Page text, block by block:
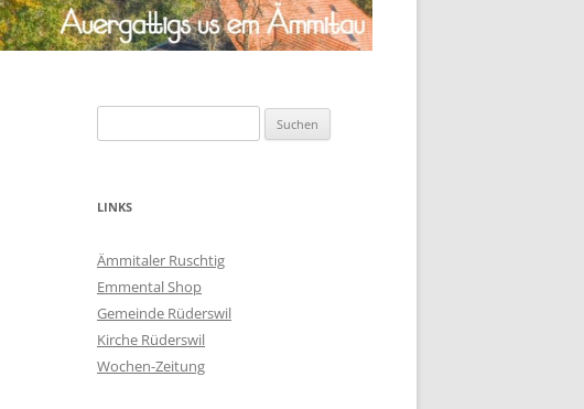
nach:
LINKS
Ämmitaler Ruschtig
Emmental Shop
Gemeinde Rüderswil
Kirche Rüderswil
Wochen-Zeitung